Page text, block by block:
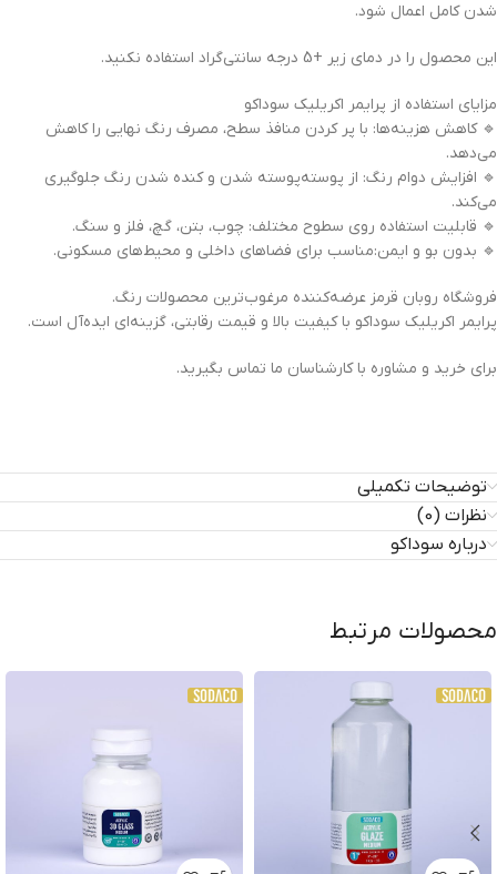
شدن کامل اعمال شود.
این محصول را در دمای زیر +5 درجه سانتی‌گراد استفاده نکنید.
مزایای استفاده از پرایمر اکریلیک سوداکو
🔹 کاهش هزینه‌ها: با پر کردن منافذ سطح، مصرف رنگ نهایی را کاهش
می‌دهد.
🔹 افزایش دوام رنگ: از پوسته‌پوسته شدن و کنده شدن رنگ جلوگیری
می‌کند.
🔹 قابلیت استفاده روی سطوح مختلف: چوب، بتن، گچ، فلز و سنگ.
🔹 بدون بو و ایمن:مناسب برای فضاهای داخلی و محیط‌های مسکونی.
فروشگاه روبان قرمز عرضه‌کننده مرغوب‌ترین محصولات رنگ.
پرایمر اکریلیک سوداکو با کیفیت بالا و قیمت رقابتی، گزینه‌ای ایده‌آل است.
برای خرید و مشاوره با کارشناسان ما تماس بگیرید.
توضیحات تکمیلی
نظرات (0)
درباره سوداکو
محصولات مرتبط